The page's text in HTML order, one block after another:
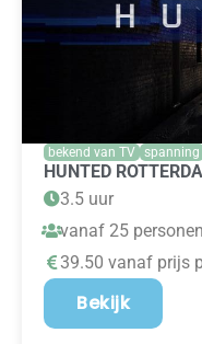
bekend van TV spanning
HUNTED
3.5 uur
vanaf 25 personen
39.50 vanaf prijs
Bekijk